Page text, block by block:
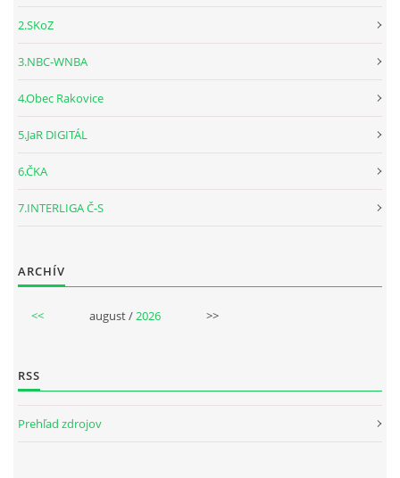
2.SKoZ
3.NBC-WNBA
4.Obec Rakovice
5.JaR DIGITÁL
6.ČKA
7.INTERLIGA Č-S
ARCHÍV
<< august /2026 >>
RSS
Prehľad zdrojov